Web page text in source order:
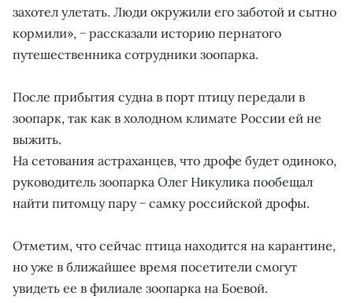
захотел улетать. Люди окружили его заботой и сытно
кормили», − рассказали историю пернатого
путешественника сотрудники зоопарка.
После прибытия судна в порт птицу передали в
зоопарк, так как в холодном климате России ей не
выжить.
На сетования астраханцев, что дрофе будет одиноко,
руководитель зоопарка Олег Никулика пообещал
найти питомцу пару − самку российской дрофы.
Отметим, что сейчас птица находится на карантине,
но уже в ближайшее время посетители смогут
увидеть ее в филиале зоопарка на Боевой.